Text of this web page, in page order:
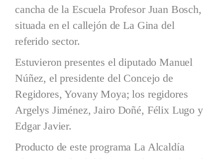
cancha de la Escuela Profesor Juan Bosch,
situada en el callejón de La Gina del
referido sector.
Estuvieron presentes el diputado Manuel
Núñez, el presidente del Concejo de
Regidores, Yovany Moya; los regidores
Argelys Jiménez, Jairo Doñé, Félix Lugo y
Edgar Javier.
Producto de este programa La Alcaldía